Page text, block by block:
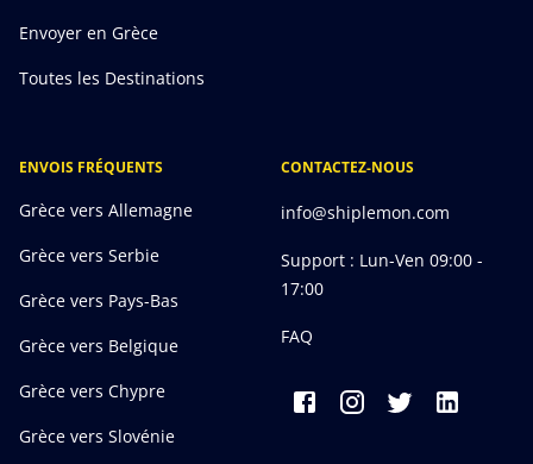
Envoyer en Grèce
Toutes les Destinations
ENVOIS FRÉQUENTS
Grèce vers Allemagne
Grèce vers Serbie
Grèce vers Pays-Bas
Grèce vers Belgique
Grèce vers Chypre
Grèce vers Slovénie
CONTACTEZ-NOUS
info@shiplemon.com
Support : Lun-Ven 09:00 -
17:00
FAQ